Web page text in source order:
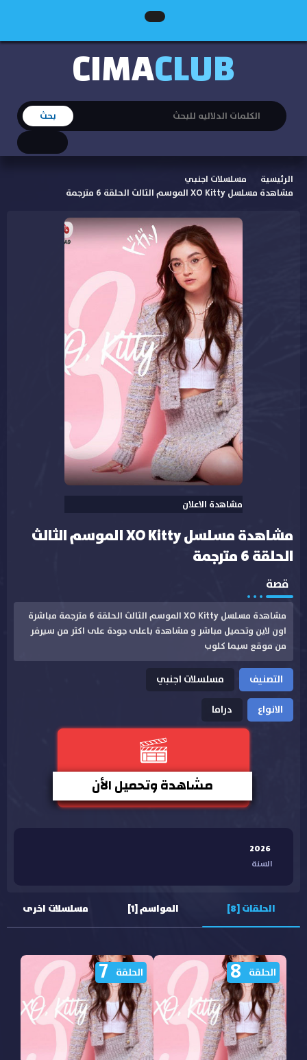
CIMACLUB
الرئيسية
مسلسلات اجنبي
مشاهدة مسلسل XO Kitty الموسم الثالث الحلقة 6 مترجمة
مشاهدة الاعلان
مشاهدة مسلسل XO Kitty الموسم الثالث
الحلقة 6 مترجمة
قصة
مشاهدة مسلسل XO Kitty الموسم الثالث الحلقة 6 مترجمة مباشرة
اون لاين وتحميل مباشر و مشاهدة باعلى جودة على اكثر من سيرفر
من موقع سيما كلوب
التصنيف
مسلسلات اجنبي
الانواع
دراما
مشاهدة وتحميل الأن
2026
السنة
الحلقات [8] المواسم [1] مسلسلات اخرى
الحلقة 8 الحلقة 7